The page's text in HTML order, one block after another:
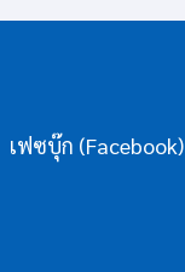
เฟซบุ๊ก (Facebook)